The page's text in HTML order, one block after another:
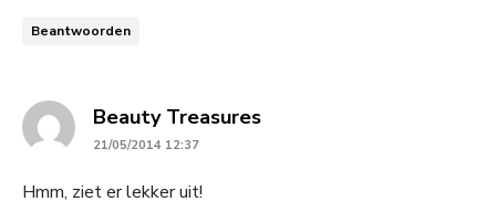
Beantwoorden
Beauty Treasuressays:
21/05/2014 12:37
Hmm, ziet er lekker uit!